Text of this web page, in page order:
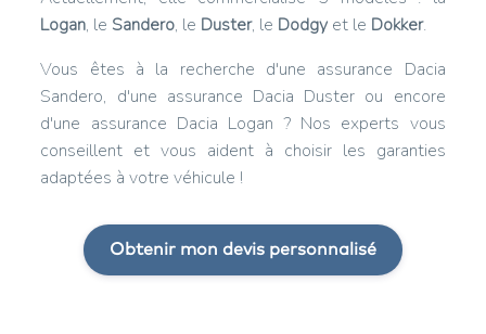
Logan, le Sandero, le Duster, le Dodgy et le Dokker.
Vous êtes à la recherche d'une assurance Dacia
Sandero, d'une assurance Dacia Duster ou encore
d'une assurance Dacia Logan ? Nos experts vous
conseillent et vous aident à choisir les garanties
adaptées à votre véhicule !
Obtenir mon devis personnalisé